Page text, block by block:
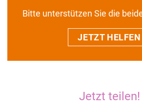
Bitte unterstützen Sie die
JETZT HELFEN
Jetzt teilen!